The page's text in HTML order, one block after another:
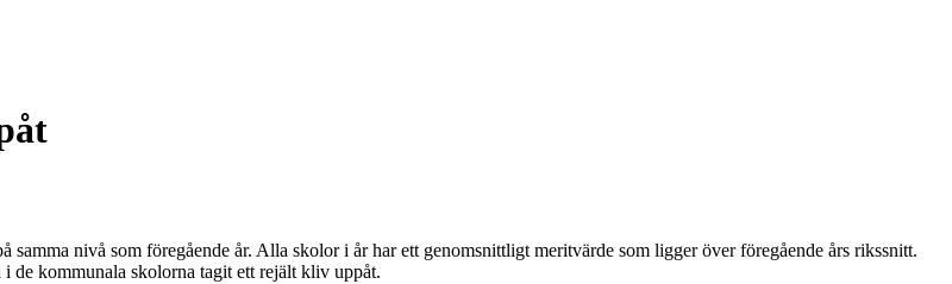
nivå som föregående år. Alla skolor i år har ett genomsnittligt meritvärde som ligger över föregående års rikssnitt.
de kommunala skolorna tagit ett rejält kliv uppåt.